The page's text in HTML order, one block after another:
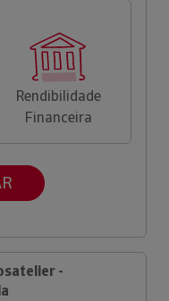
Rendibilidade
Financeira
-